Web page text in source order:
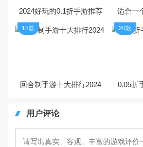
2024好玩的0.1折手游推荐 适合一
回合制手游十大排行2024
18款
0.05折
20款
用户评论